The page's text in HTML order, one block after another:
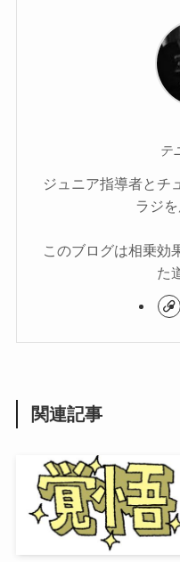
テ
ジュニア指導者とチ
ラジを
このブログは相乗効
た
関連記事